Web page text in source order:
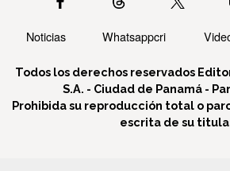
Noticias Whatsappcri
Todos los derechos reservados
S.A. - Ciudad de Panamá -
Prohibida su reproducción total o
escrita de su